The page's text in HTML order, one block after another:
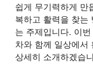
쉽게 무기력하게 만
복하고 활력을 찾는
는 주제입니다. 이
차와 함께 일상에서
상세히 소개하겠습